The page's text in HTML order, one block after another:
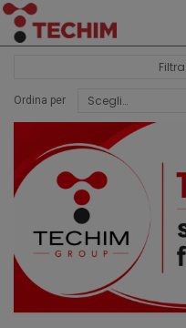
Ordina per Scegli…